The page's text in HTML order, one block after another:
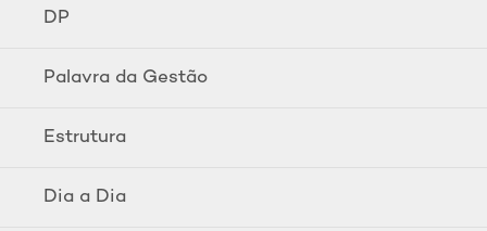
DP
Palavra da Gestão
Estrutura
Dia a Dia